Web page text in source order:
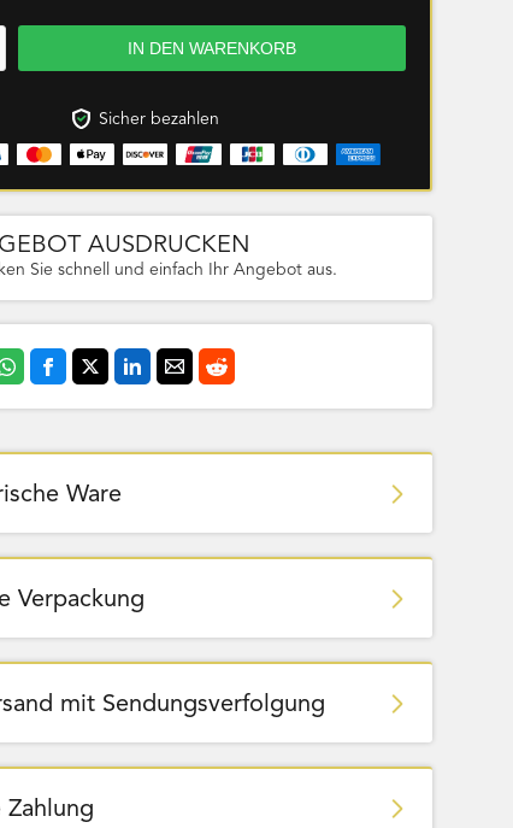
Sicher bezahlen
AUSDRUCKEN
Sie schnell und einfach Ihr Angebot aus.
Ware
Verpackung
mit Sendungsverfolgung
Zahlung